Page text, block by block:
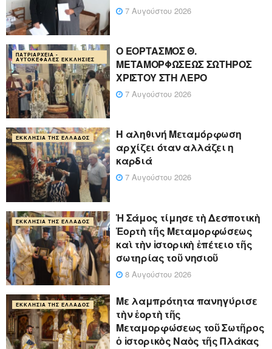
7 Αυγούστου 2026
ΠΑΤΡΙΑΡΧΕΊΑ -
ΑΥΤΟΚΈΦΑΛΕΣ ΕΚΚΛΗΣΊΕΣ
Ο ΕΟΡΤΑΣΜΟΣ Θ.
ΜΕΤΑΜΟΡΦΩΣΕΩΣ ΣΩΤΗΡΟΣ
ΧΡΙΣΤΟΥ ΣΤΗ ΛΕΡΟ
7 Αυγούστου 2026
ΕΚΚΛΗΣΊΑ ΤΗΣ ΕΛΛΆΔΟΣ
Η αληθινή Μεταμόρφωση
αρχίζει όταν αλλάζει η
καρδιά
7 Αυγούστου 2026
ΕΚΚΛΗΣΊΑ ΤΗΣ ΕΛΛΆΔΟΣ
Ἡ Σάμος τίμησε τὴ Δεσποτικὴ
Ἑορτὴ τῆς Μεταμορφώσεως
καὶ τὴν ἱστορικὴ ἐπέτειο τῆς
σωτηρίας τοῦ νησιοῦ
8 Αυγούστου 2026
ΕΚΚΛΗΣΊΑ ΤΗΣ ΕΛΛΆΔΟΣ
Με λαμπρότητα πανηγύρισε
τὴν ἑορτὴ τῆς
Μεταμορφώσεως τοῦ Σωτῆρος
ὁ ἱστορικὸς Ναὸς τῆς Πλάκας